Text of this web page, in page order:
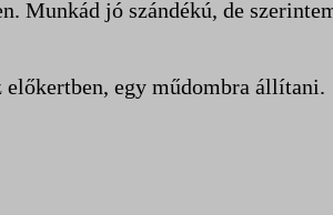
jó szándékú, de
egy műdombra állítani.